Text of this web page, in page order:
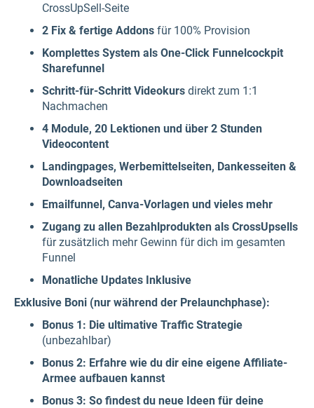
CrossUpSell-Seite
2 Fix & fertige Addons für 100% Provision
Komplettes System als One-Click Funnelcockpit
Sharefunnel
Schritt-für-Schritt Videokurs direkt zum 1:1
Nachmachen
4 Module, 20 Lektionen und über 2 Stunden
Videocontent
Landingpages, Werbemittelseiten, Dankesseiten &
Downloadseiten
Emailfunnel, Canva-Vorlagen und vieles mehr
Zugang zu allen Bezahlprodukten als CrossUpsells
für zusätzlich mehr Gewinn für dich im gesamten
Funnel
Monatliche Updates Inklusive
Exklusive Boni (nur während der Prelaunchphase):
Bonus 1: Die ultimative Traffic Strategie
(unbezahlbar)
Bonus 2: Erfahre wie du dir eine eigene Affiliate-
Armee aufbauen kannst
Bonus 3: So findest du neue Ideen für deine